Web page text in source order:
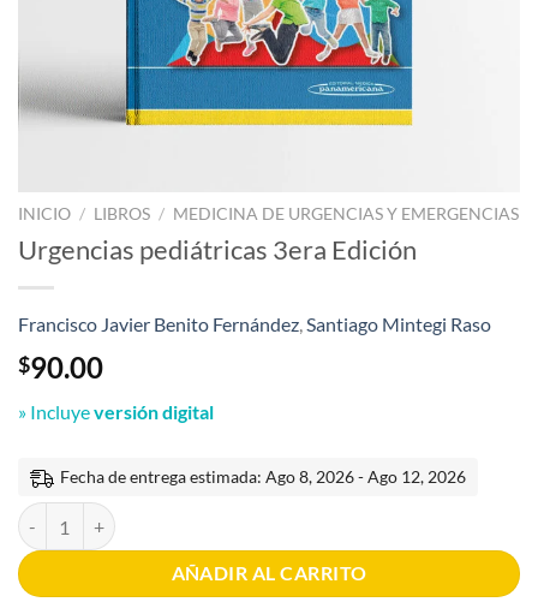
INICIO / LIBROS / MEDICINA DE URGENCIAS Y EMERGENCIAS
Urgencias pediátricas 3era Edición
Francisco Javier Benito Fernández,Santiago Mintegi Raso
$90.00
» Incluyeversión digital
Fecha de entrega estimada: Ago 8, 2026 - Ago 12, 2026
Urgencias pediátricas 3era Edición cantidad
AÑADIR AL CARRITO